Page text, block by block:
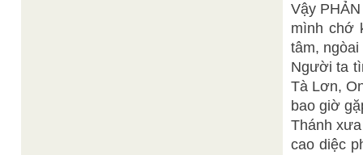
Vậy
mình chớ
tâm,
Người ta
Tà Lơn,
bao giờ
Thánh
cao diệc